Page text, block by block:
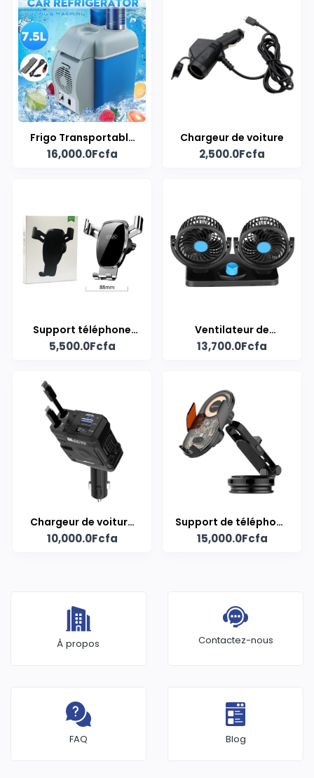
Frigo Transportable
(Voiture)
16,000.0Fcfa
Chargeur de voiture
2,500.0Fcfa
Support téléphone
pour voiture
5,500.0Fcfa
Ventilateur de
Voiture USB Double
13,700.0Fcfa
Chargeur de voiture
PunnkFunnk
10,000.0Fcfa
Support de téléphone
de voiture à
15,000.0Fcfa
À propos Contactez-nous
FAQ Blog